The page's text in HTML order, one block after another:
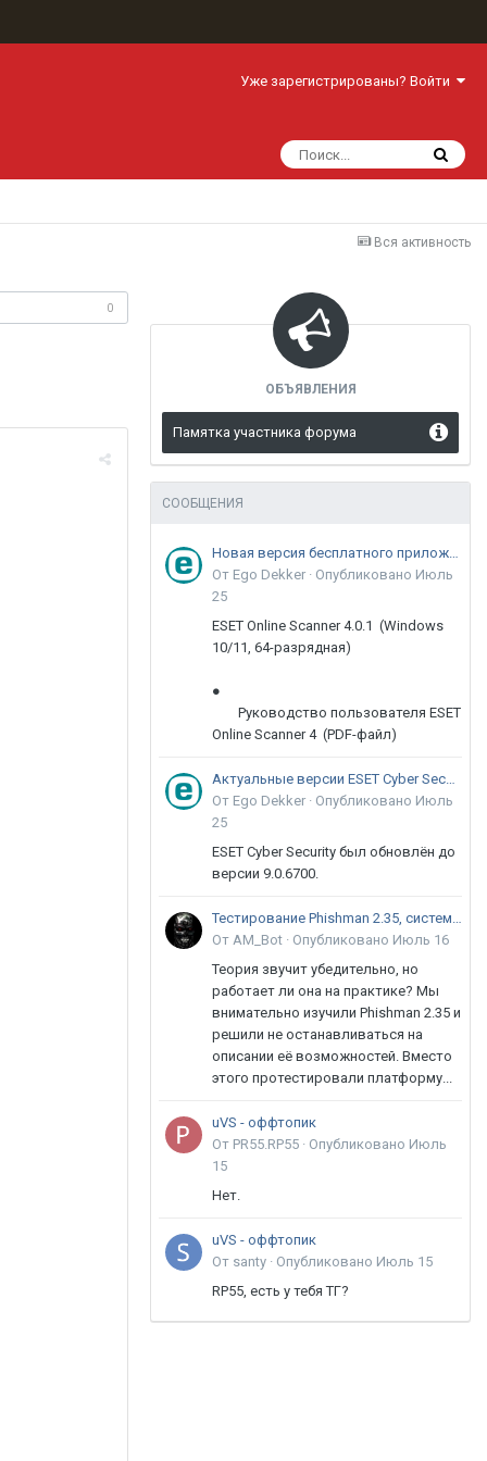
Уже зарегистрированы? Войти
Вся активность
0
ОБЪЯВЛЕНИЯ
Памятка участника форума
СООБЩЕНИЯ
Новая версия бесплатного приложения ESET Online Scanner доступна пользователям
От Ego Dekker · Опубликовано Июль
25
ESET Online Scanner 4.0.1 (Windows
10/11, 64-разрядная)
●
Руководство пользователя ESET
Online Scanner 4 (PDF-файл)
Актуальные версии ESET Cyber Security 9
От Ego Dekker · Опубликовано Июль
25
ESET Cyber Security был обновлён до
версии 9.0.6700.
Тестирование Phishman 2.35, системы повышения осведомлённости пользователей в сфере ИБ
От AM_Bot · Опубликовано Июль 16
Теория звучит убедительно, но
работает ли она на практике? Мы
внимательно изучили Phishman 2.35 и
решили не останавливаться на
описании её возможностей. Вместо
этого протестировали платформу...
uVS - оффтопик
От PR55.RP55 · Опубликовано Июль
15
Нет.
uVS - оффтопик
От santy · Опубликовано Июль 15
RP55, есть у тебя ТГ?